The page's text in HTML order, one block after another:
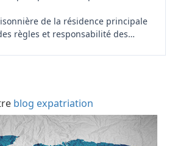
de la résidence principale
règles et responsabilité des
blog expatriation